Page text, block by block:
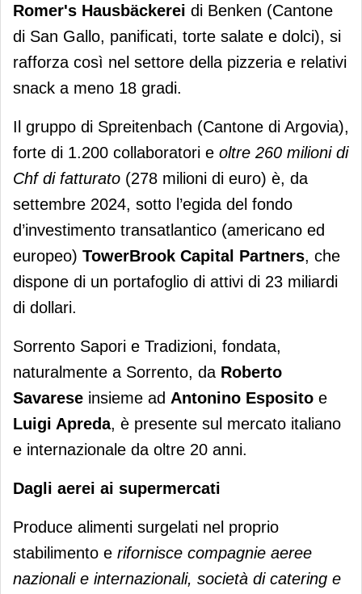
Romer's Hausbäckerei di Benken (Cantone
di San Gallo, panificati, torte salate e dolci), si
rafforza così nel settore della pizzeria e relativi
snack a meno 18 gradi.
Il gruppo di Spreitenbach (Cantone di Argovia),
forte di 1.200 collaboratori e oltre 260 milioni di
Chf di fatturato (278 milioni di euro) è, da
settembre 2024, sotto l’egida del fondo
d’investimento transatlantico (americano ed
europeo) TowerBrook Capital Partners, che
dispone di un portafoglio di attivi di 23 miliardi
di dollari.
Sorrento Sapori e Tradizioni, fondata,
naturalmente a Sorrento, da Roberto
Savarese insieme ad Antonino Esposito e
Luigi Apreda, è presente sul mercato italiano
e internazionale da oltre 20 anni.
Dagli aerei ai supermercati
Produce alimenti surgelati nel proprio
stabilimento e rifornisce compagnie aeree
nazionali e internazionali, società di catering e